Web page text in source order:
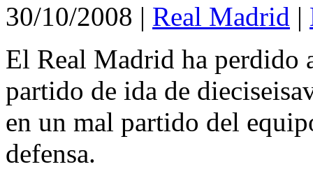
30/10/2008 | Real Madrid |
El Real Madrid ha perdido
partido de ida de
en un mal partido del
defensa.